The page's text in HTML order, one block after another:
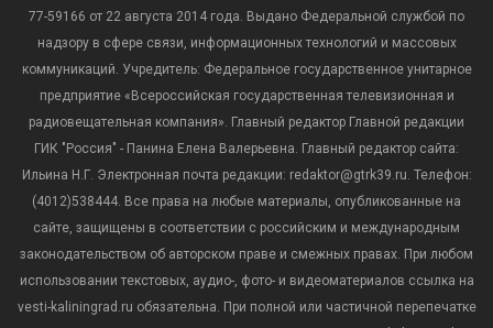
77-59166 от 22 августа 2014 года. Выдано Федеральной службой по
надзору в сфере связи, информационных технологий и массовых
коммуникаций. Учредитель: Федеральное государственное унитарное
предприятие «Всероссийская государственная телевизионная и
радиовещательная компания». Главный редактор Главной редакции
ГИК "Россия" - Панина Елена Валерьевна. Главный редактор сайта:
Ильина Н.Г. Электронная почта редакции: redaktor@gtrk39.ru. Телефон:
(4012)538444. Все права на любые материалы, опубликованные на
сайте, защищены в соответствии с российским и международным
законодательством об авторском праве и смежных правах. При любом
использовании текстовых, аудио-, фото- и видеоматериалов ссылка на
vesti-kaliningrad.ru обязательна. При полной или частичной перепечатке